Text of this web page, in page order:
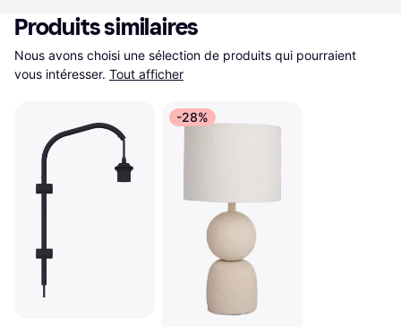
Produits similaires
Nous avons choisi une sélection de produits qui pourraient
vous intéresser. Tout afficher
-28%